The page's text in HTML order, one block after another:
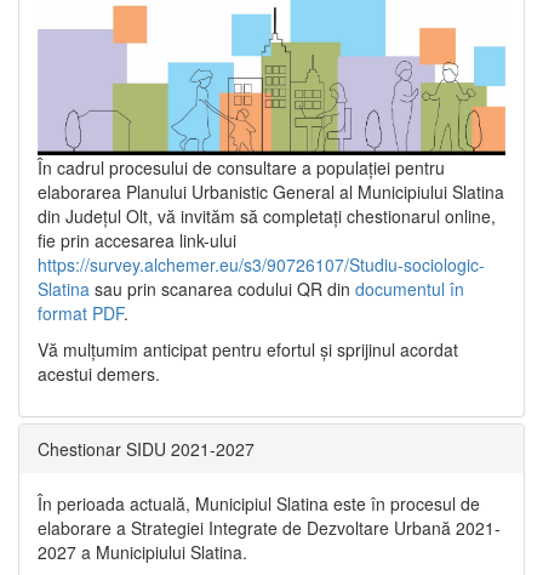
În cadrul procesului de consultare a populaţiei pentru
elaborarea Planului Urbanistic General al Municipiului Slatina
din Județul Olt, vă invităm să completați chestionarul online,
fie prin accesarea link-ului
https://survey.alchemer.eu/s3/90726107/Studiu-sociologic-
Slatina sau prin scanarea codului QR din documentul în
format PDF.
Vă mulţumim anticipat pentru efortul şi sprijinul acordat
acestui demers.
Chestionar SIDU 2021-2027
În perioada actuală, Municipiul Slatina este în procesul de
elaborare a Strategiei Integrate de Dezvoltare Urbană 2021‐
2027 a Municipiului Slatina.